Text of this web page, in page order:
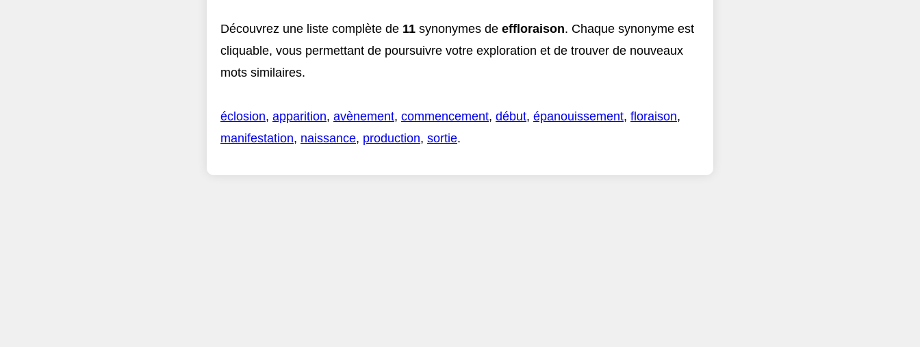
Découvrez une liste complète de 11 synonymes de effloraison. Chaque synonyme est
cliquable, vous permettant de poursuivre votre exploration et de trouver de nouveaux
mots similaires.
éclosion, apparition, avènement, commencement, début, épanouissement, floraison,
manifestation, naissance, production, sortie.